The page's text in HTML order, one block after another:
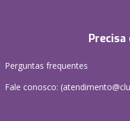
Precisa
Perguntas frequentes
Fale conosco: